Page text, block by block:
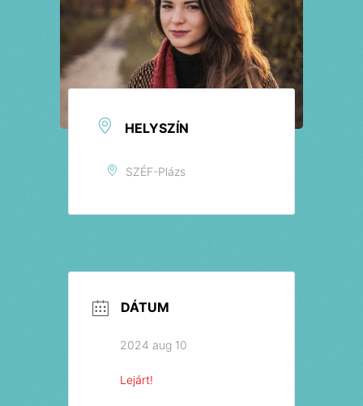
HELYSZÍN
SZÉF-Plázs
DÁTUM
2024 aug 10
Lejárt!